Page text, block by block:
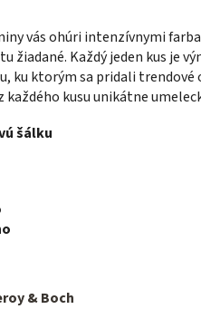
vás ohúri intenzívnymi
žiadané. Každý jeden kus je
ku ktorým sa pridali trendové
kusu unikátne
šálku
& Boch